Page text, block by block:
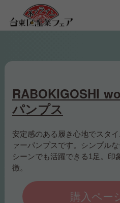
RABOKIGOSHI
パンプス
安定感のある履き心地でスタ
ァーパンプスです。シンプル
シーンでも活躍できる1足。印
徴。
購入ペー